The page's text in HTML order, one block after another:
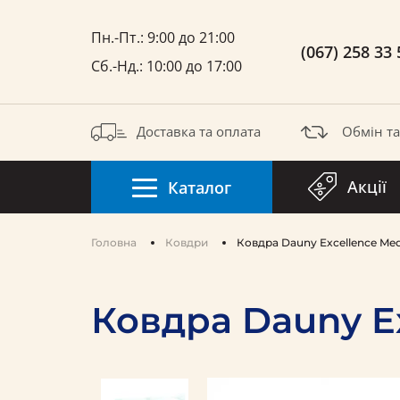
Пн.-Пт.: 9:00 до 21:00
Сб.-Нд.: 10:00 до 17:00
(067) 258 33
Доставка та оплата Обмін
Каталог Акції
Головна Ковдри Ковдра Dauny Excellence
Ковдра Dauny